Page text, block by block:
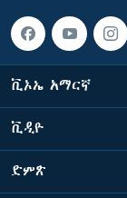
ቪኦኤ አማርኛ
ቪዲዮ
ድምጽ